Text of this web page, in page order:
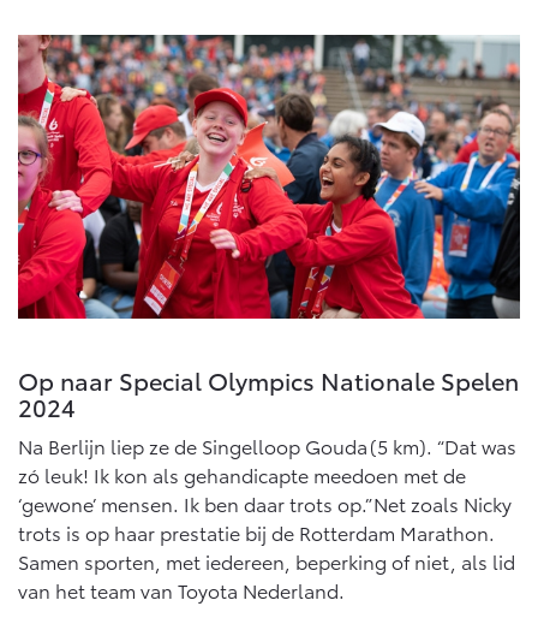
Op naar Special Olympics Nationale Spelen
2024
Na Berlijn liep ze de Singelloop Gouda (5 km). “Dat was
zó leuk! Ik kon als gehandicapte meedoen met de
‘gewone’ mensen. Ik ben daar trots op.” Net zoals Nicky
trots is op haar prestatie bij de Rotterdam Marathon.
Samen sporten, met iedereen, beperking of niet, als lid
van het team van Toyota Nederland.